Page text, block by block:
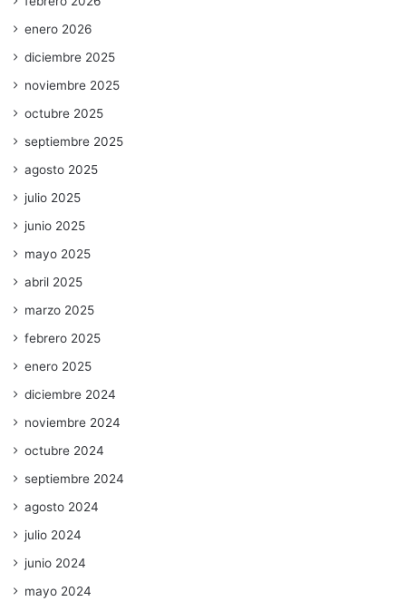
enero 2026
diciembre 2025
noviembre 2025
octubre 2025
septiembre 2025
agosto 2025
julio 2025
junio 2025
mayo 2025
abril 2025
marzo 2025
febrero 2025
enero 2025
diciembre 2024
noviembre 2024
octubre 2024
septiembre 2024
agosto 2024
julio 2024
junio 2024
mayo 2024